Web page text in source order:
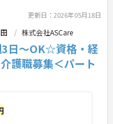
更新日：2026年05月18日
株式会社ASCare
3日～OK☆資格・経
護職募集＜パート